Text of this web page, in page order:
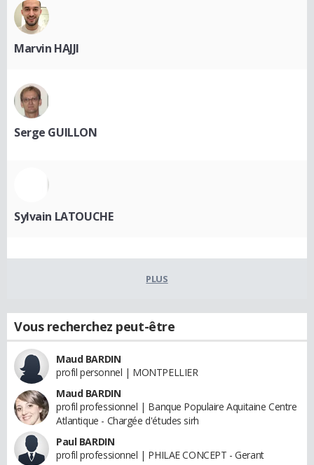
Marvin HAJJI
Serge GUILLON
Sylvain LATOUCHE
PLUS
Vous recherchez peut-être
Maud BARDIN
profil personnel | MONTPELLIER
Maud BARDIN
profil professionnel | Banque Populaire Aquitaine Centre
Atlantique - Chargée d'études sirh
Paul BARDIN
profil professionnel | PHILAE CONCEPT - Gerant